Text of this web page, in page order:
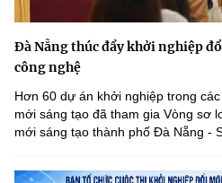
Đà Nẵng thúc đẩy khởi nghiệp
công nghệ
Hơn 60 dự án khởi nghiệp trong
mới sáng tạo đã tham gia Vòng sơ
mới sáng tạo thành phố Đà Nẵng -